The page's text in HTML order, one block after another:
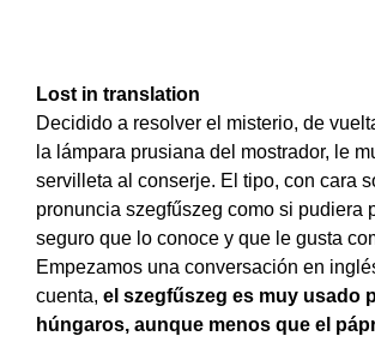
Lost in translation
Decidido a resolver el misterio, de
la lámpara prusiana del mostrador, le
servilleta al conserje. El tipo, con cara
pronuncia szegfűszeg como si pudiera
seguro que lo conoce y que le gusta
Empezamos una conversación en
cuenta, el szegfűszeg es muy usado
húngaros, aunque menos que el